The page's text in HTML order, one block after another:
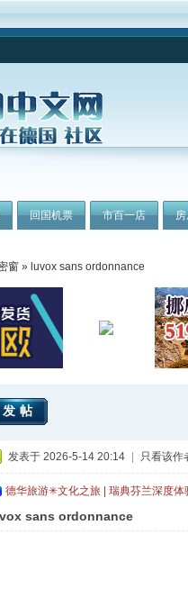
回国机票 市百一店
窗 » luvox sans ordonnance
发帖
发表于 2026-5-14 20:14 只看该作
德华旅游✳文化之旅 | 瑞典芬兰深度
sans ordonnance